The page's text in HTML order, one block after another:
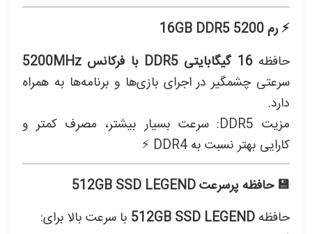
⚡ رم 16GB DDR5 5200
حافظه16 گیگابایتی DDR5 با فرکانس 5200MHz
سرعتی چشمگیر در اجرای بازی‌ها و برنامه‌ها به همراه
دارد.
مزیت DDR5: سرعت بسیار بیشتر، مصرف کمتر و
کارایی بهتر نسبت به DDR4 ⚡
💾 حافظه پرسرعت 512GB SSD LEGEND
حافظه512GB SSD LEGEND با سرعت بالا برای: